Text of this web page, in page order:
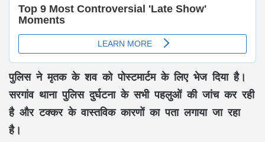
पुलिस ने मृतक के शव को पोस्टमार्टम के लिए भेज दिया है।
सरगांव थाना पुलिस दुर्घटना के सभी पहलुओं की जांच कर रही
है और टक्कर के वास्तविक कारणों का पता लगाया जा रहा
है।